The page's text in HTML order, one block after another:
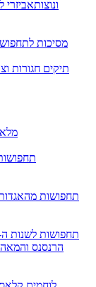
ונוצותאביזרי
מסיכות
תיקים חגורות
תחפושות מהאגדות
תחפושות לשנות ה-20 וה-30
הרנסנס והמאה ה-19